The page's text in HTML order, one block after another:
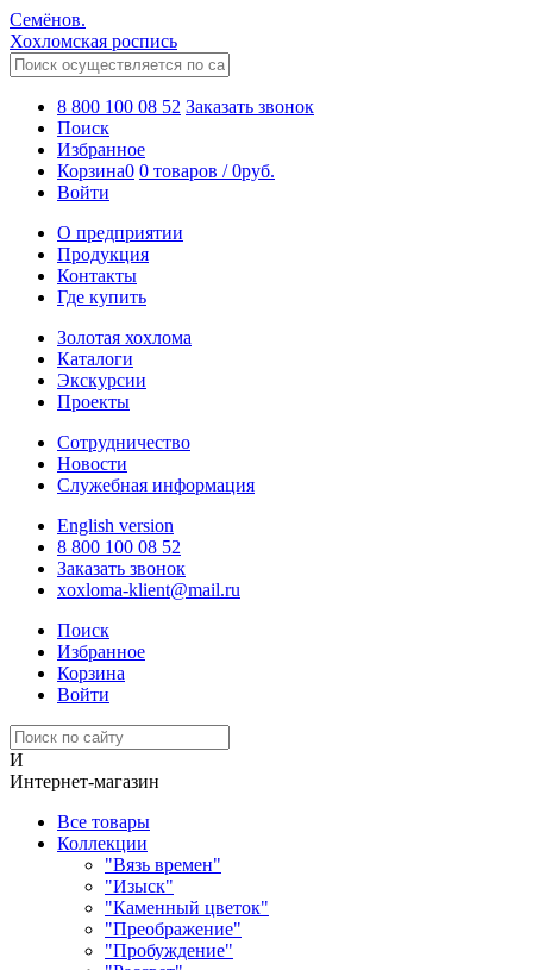
Семёнов.
Хохломская роспись
8 800 100 08 52 Заказать звонок
Поиск
Избранное
Корзина0 0 товаров /0руб.
Войти
О предприятии
Продукция
Контакты
Где купить
Золотая хохлома
Каталоги
Экскурсии
Проекты
Сотрудничество
Новости
Служебная информация
English version
8 800 100 08 52
Заказать звонок
xoxloma-klient@mail.ru
Поиск
Избранное
Корзина
Войти
И
Интернет-магазин
Все товары
Коллекции
"Вязь времен"
"Изыск"
"Каменный цветок"
"Преображение"
"Пробуждение"